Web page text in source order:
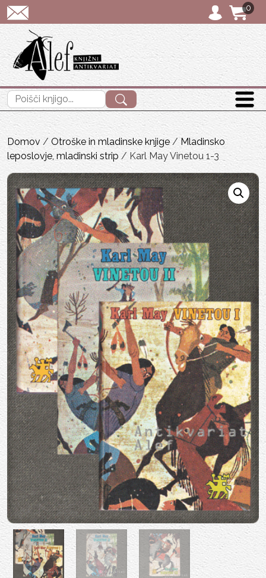
POŠTNINA: 0
Išči:
Domov / Otroške in mladinske knjige/Mladinsko
leposlovje, mladinski strip / Karl May Vinetou 1-3